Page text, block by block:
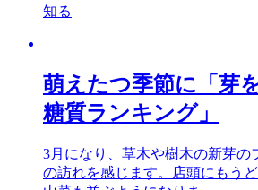
知る
萌えたつ季節に「芽
糖質ランキング」
3月になり、草木や樹木の新芽の
の訪れを感じます。店頭にもう